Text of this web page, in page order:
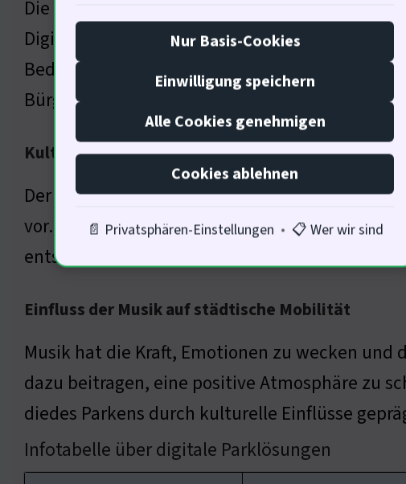
Die Regulierung des Parkraums muss im
Digitalisierung kann dabei helfen, gerechtere
Bedürfnisse aller Anwohner berücksichtigt.
Bürger?
Kulturelle Einflüsse auf Mobilitätsentscheidungen
Der Zugang zu Parkplätzen ist oft ein
vor. Kunst und Literatur können
entscheidend, dass kulturelle Aspekte in die
Einfluss der Musik auf städtische Mobilität
Musik hat die Kraft, Emotionen zu wecken und
dazu beitragen, eine positive Atmosphäre zu
diedes Parkens durch kulturelle Einflüsse
Infotabelle über digitale Parklösungen
Nur Basis-Cookies
Einwilligung speichern
Alle Cookies genehmigen
Cookies ablehnen
📄 Privatsphären-Einstellungen • 📋 Wer wir sind